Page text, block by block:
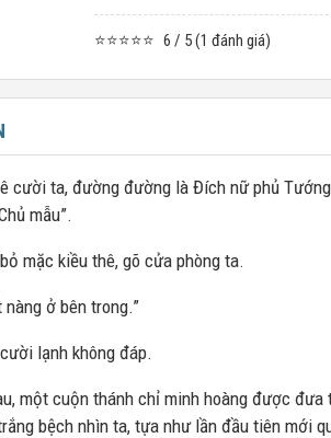
⭐⭐⭐⭐⭐ 6 / 5 (1 đánh giá)
cười ta, đường đường là Đích nữ phủ
mẫu”.
mặc kiều thê, gõ cửa phòng ta.
nàng ở bên trong.”
lạnh không đáp.
một cuộn thánh chỉ minh hoàng được đưa
bệch nhìn ta, tựa như lần đầu tiên mới